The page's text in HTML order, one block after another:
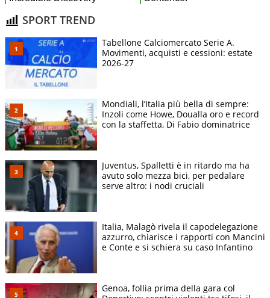
SPORT TREND
Tabellone Calciomercato Serie A.
Movimenti, acquisti e cessioni: estate
2026-27
Mondiali, l’Italia più bella di sempre:
Inzoli come Howe, Doualla oro e record
con la staffetta, Di Fabio dominatrice
Juventus, Spalletti è in ritardo ma ha
avuto solo mezza bici, per pedalare
serve altro: i nodi cruciali
Italia, Malagò rivela il capodelegazione
azzurro, chiarisce i rapporti con Mancini
e Conte e si schiera su caso Infantino
Genoa, follia prima della gara col